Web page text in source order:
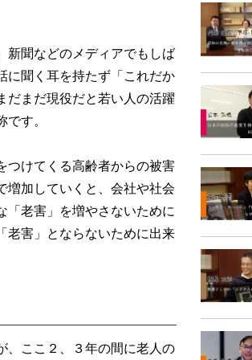
聞などのメディアでもしば
に聞く耳を持たず「これだか
だまだ現役だと若い人の活躍
す。
けてくる高齢者からの被害
増加していくと、会社や社会
「老害」を増やさないために
老害」とならないために出来
ここ２、３年の間に老人の